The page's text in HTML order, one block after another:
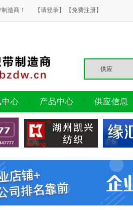
造商！ 【请登录】 【免费注册】
中心 产品中心 供应信息
广告 广告